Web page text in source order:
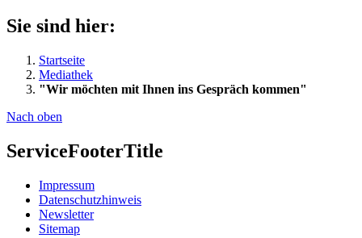
Sie sind hier:
Startseite
Mediathek
"Wir möchten mit Ihnen ins Gespräch kommen"
Nach oben
ServiceFooterTitle
Im­pres­s­um
Da­ten­schutzhinweis
Newslet­ter
Si­te­map